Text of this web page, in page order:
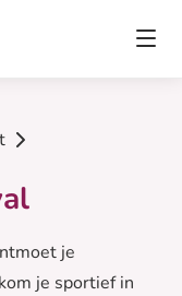
je
je sportief in